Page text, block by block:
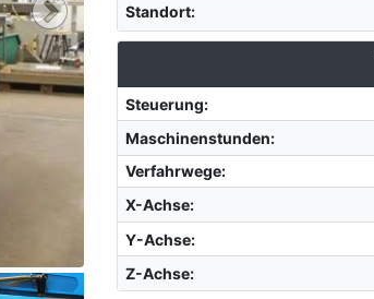
Standort:
Steuerung:
Maschinenstunden:
Verfahrwege:
X-Achse:
Y-Achse:
Z-Achse: